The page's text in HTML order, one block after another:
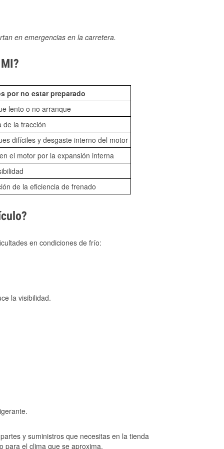
en emergencias en la carretera.
por no estar preparado
lento o no arranque
de la tracción
difíciles y desgaste interno del motor
el motor por la expansión interna
de la eficiencia de frenado
en condiciones de frío:
la visibilidad.
y suministros que necesitas en la tienda
para el clima que se aproxima.